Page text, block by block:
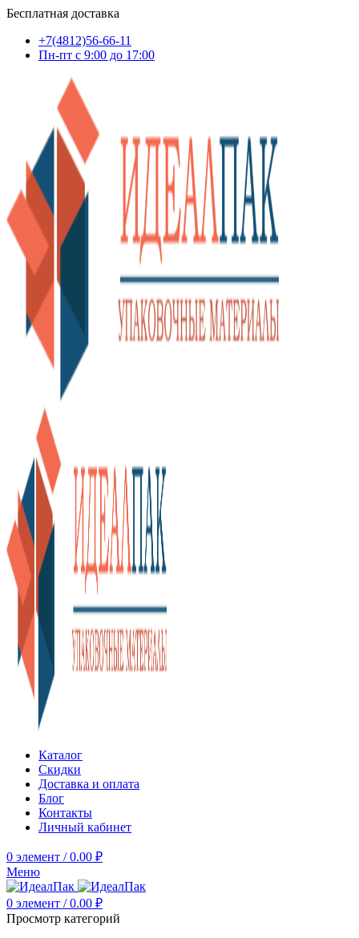
Бесплатная доставка
+7(4812)56-66-11
Пн-пт c 9:00 до 17:00
Каталог
Скидки
Доставка и оплата
Блог
Контакты
Личный кабинет
0 элемент / 0.00 ₽
Меню
0 элемент / 0.00 ₽
Просмотр категорий